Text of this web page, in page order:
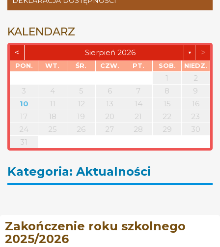
KALENDARZ
< Sierpień 2026 ▼ >
PON. WT. ŚR. CZW. PT. SOB. NIEDZ.
1
2
3
4 5 6 7 8
9
10
11 12 13 14 15
16
17
18 19 20 21 22
23
24
25 26 27 28 29
30
31
Kategoria: Aktualności
Zakończenie roku szkolnego
2025/2026